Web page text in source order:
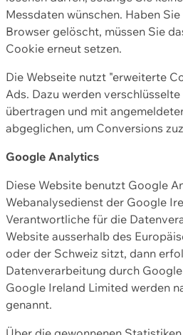
Messdaten wünschen. Haben
Browser gelöscht, müssen Sie
Cookie erneut setzen.
Die Webseite nutzt "erweiterte
Ads. Dazu werden
übertragen und mit
abgeglichen, um Conversions
Google Analytics
Diese Website benutzt Google
Webanalysedienst der Google
Verantwortliche für die
Website ausserhalb des
oder der Schweiz sitzt, dann
Datenverarbeitung durch
Google Ireland Limited werden
genannt.